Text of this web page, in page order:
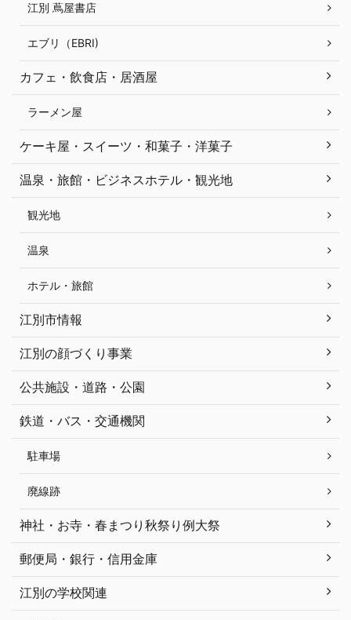
江別 蔦屋書店
エブリ（EBRI)
カフェ・飲食店・居酒屋
ラーメン屋
ケーキ屋・スイーツ・和菓子・洋菓子
温泉・旅館・ビジネスホテル・観光地
観光地
温泉
ホテル・旅館
江別市情報
江別の顔づくり事業
公共施設・道路・公園
鉄道・バス・交通機関
駐車場
廃線跡
神社・お寺・春まつり秋祭り例大祭
郵便局・銀行・信用金庫
江別の学校関連